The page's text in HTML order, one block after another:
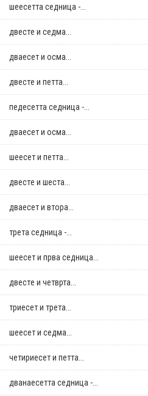
шеесетта седница -...
двестe и седма...
дваесет и осма...
двестe и петта...
педесетта седница -...
дваесет и осма...
шеесет и петта...
двестe и шеста...
дваесет и втора...
трета седница -...
шеесет и прва седница...
двестe и четврта...
триесет и трета...
шеесет и седма...
четириесет и петта...
дванаесетта седница -...